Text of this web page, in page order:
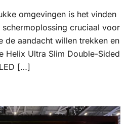
omgevingen is het vinden
cruciaal voor
de aandacht willen trekken en
Helix Ultra Slim Double-Sided
LED […]